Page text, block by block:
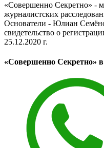
«Совершенно Секретно» -
журналистских
Основатели - Юлиан
свидетельство о
25.12.2020 г.
«Совершенно Секретно»